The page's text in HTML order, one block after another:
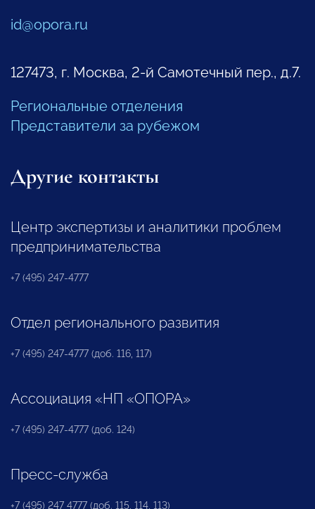
id@opora.ru
127473, г. Москва, 2-й Самотечный пер., д.7.
Региональные отделения
Представители за рубежом
Другие контакты
Центр экспертизы и аналитики проблем
предпринимательства
+7 (495) 247-4777
Отдел регионального развития
+7 (495) 247-4777 (доб. 116, 117)
Ассоциация «НП «ОПОРА»
+7 (495) 247-4777 (доб. 124)
Пресс-служба
+7 (495) 247 4777 (доб. 115, 114, 113)